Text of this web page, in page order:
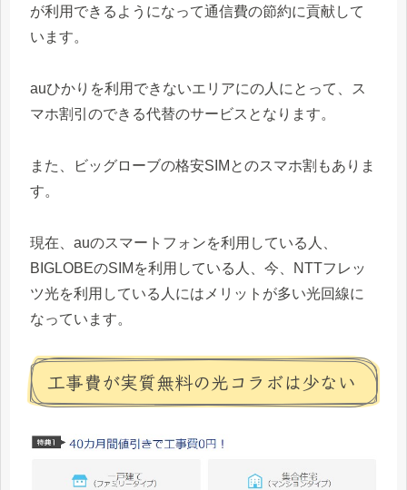
が利用できるようになって通信費の節約に貢献して
います。
auひかりを利用できないエリアにの人にとって、ス
マホ割引のできる代替のサービスとなります。
また、ビッグローブの格安SIMとのスマホ割もありま
す。
現在、auのスマートフォンを利用している人、
BIGLOBEのSIMを利用している人、今、NTTフレッ
ツ光を利用している人にはメリットが多い光回線に
なっています。
工事費が実質無料の光コラボは少ない